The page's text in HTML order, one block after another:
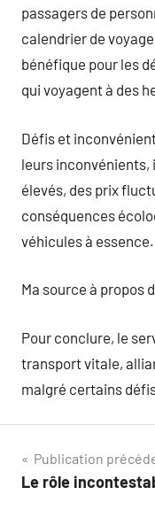
passagers de
calendrier de
bénéfique pour les
qui voyagent à des
Défis et
leurs
élevés, des prix
conséquences
véhicules à essence.
Ma source à propos
Pour conclure, le
transport vitale,
malgré certains
Navigation
de
Publication
Le rôle